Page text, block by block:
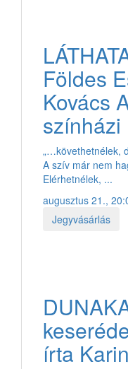
Földes
Kovács
színházi
„…követhetnélek,
A szív már nem
Elérhetnélek, ...
augusztus 21.,
Jegyvásárlás
írta